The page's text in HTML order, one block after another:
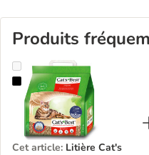
Produits
Litière Cat's Best Original
Cet article: Litière Cat's